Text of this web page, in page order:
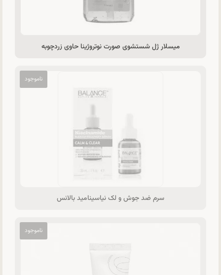
میسلار ژل شستشوی صورت نوتروژینا حاوی زردچوبه
سرم ضد جوش و لک نیاسینامید بالانس